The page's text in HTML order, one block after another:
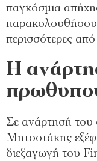
παγκόσμια
περισσότερες από
Η
Σε ανάρτησή
Μητσοτάκης
διεξαγωγή του